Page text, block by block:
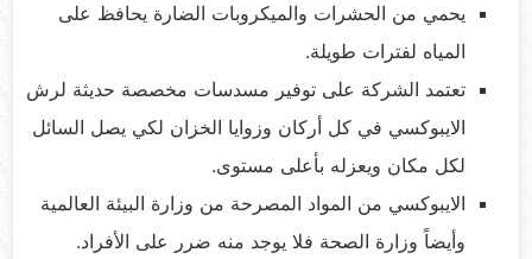
يحمي من الحشرات والميكروبات الضارة يحافظ على
المياه لفترات طويلة.
تعتمد الشركة على توفير مسدسات مخصصة حديثة لرش
الايبوكسي في كل أركان وزوايا الخزان لكي يصل السائل
لكل مكان ويعزله بأعلى مستوى.
الايبوكسي من المواد المصرحة من وزارة البيئة العالمية
وأيضاً وزارة الصحة فلا يوجد منه ضرر على الأفراد.